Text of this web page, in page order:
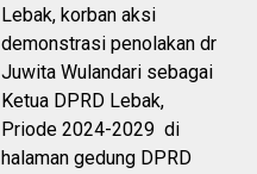
Lebak, korban aksi
demonstrasi penolakan dr
Juwita Wulandari sebagai
Ketua DPRD Lebak,
Priode 2024-2029 di
halaman gedung DPRD